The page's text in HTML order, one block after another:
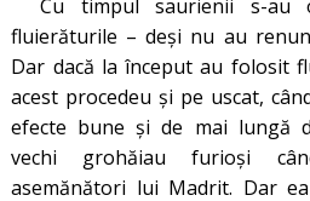
Cu timpul saurienii s-au
fluierăturile – deși nu au
Dar dacă la început au folosit
acest procedeu și pe uscat,
efecte bune și de mai lungă
vechi grohăiau furioși
asemănători lui Madrit. Dar